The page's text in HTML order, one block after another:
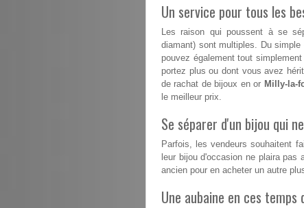
Un service pour tous les
Les raison qui poussent à se
diamant) sont multiples. Du
pouvez également tout
portez plus ou dont vous avez
de rachat de bijoux en or Milly-la-
le meilleur prix.
Se séparer d'un bijou qui
Parfois, les vendeurs souhaitent
leur bijou d'occasion ne plaira pas
ancien pour en acheter un autre
Une aubaine en ces temps